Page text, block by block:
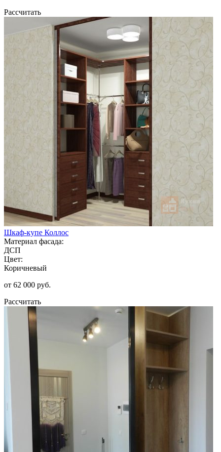
Рассчитать
Шкаф-купе Коллос
Материал фасада:
ДСП
Цвет:
Коричневый
от 62 000 руб.
Рассчитать